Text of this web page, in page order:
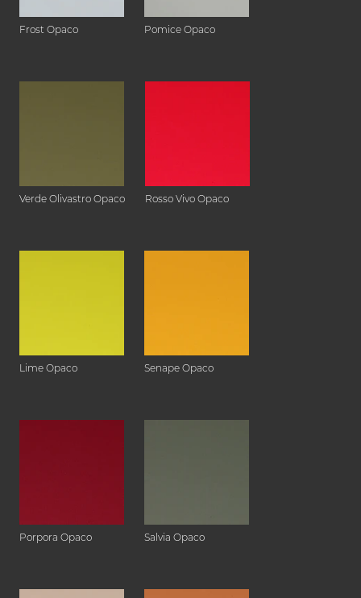
Frost Opaco Pomice Opaco
Verde Olivastro Opaco Rosso Vivo Opaco
Lime Opaco Senape Opaco
Porpora Opaco Salvia Opaco